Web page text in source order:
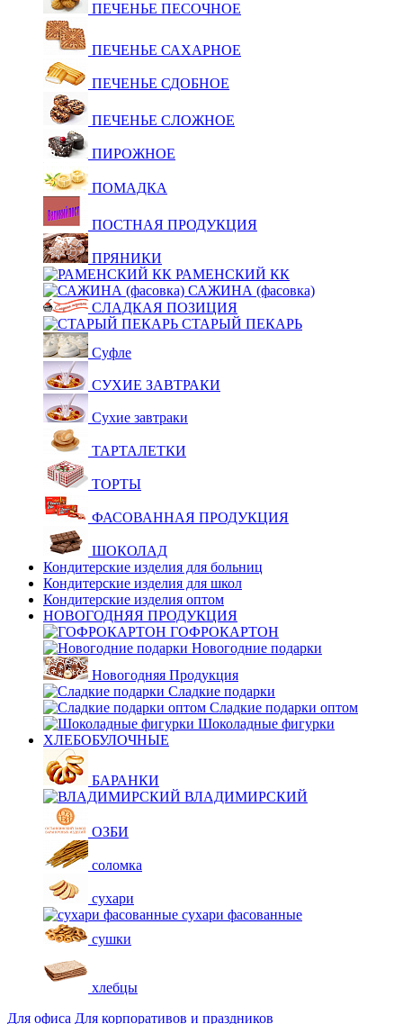
ПЕЧЕНЬЕ ПЕСОЧНОЕ
ПЕЧЕНЬЕ САХАРНОЕ
ПЕЧЕНЬЕ СДОБНОЕ
ПЕЧЕНЬЕ СЛОЖНОЕ
ПИРОЖНОЕ
ПОМАДКА
ПОСТНАЯ ПРОДУКЦИЯ
ПРЯНИКИ
РАМЕНСКИЙ КК
САЖИНА (фасовка)
СЛАДКАЯ ПОЗИЦИЯ
СТАРЫЙ ПЕКАРЬ
Суфле
СУХИЕ ЗАВТРАКИ
Сухие завтраки
ТАРТАЛЕТКИ
ТОРТЫ
ФАСОВАННАЯ ПРОДУКЦИЯ
ШОКОЛАД
Кондитерские изделия для больниц
Кондитерские изделия для школ
Кондитерские изделия оптом
НОВОГОДНЯЯ ПРОДУКЦИЯ
ГОФРОКАРТОН
Новогодние подарки
Новогодняя Продукция
Сладкие подарки
Сладкие подарки оптом
Шоколадные фигурки
ХЛЕБОБУЛОЧНЫЕ
БАРАНКИ
ВЛАДИМИРСКИЙ
ОЗБИ
соломка
сухари
сухари фасованные
сушки
хлебцы
Для офиса Для корпоративов и праздников